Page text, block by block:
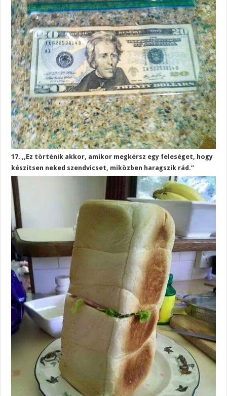
17. ,,Ez történik akkor, amikor megkérsz egy feleséget, hogy
készítsen neked szendvicset, miközben haragszik rád.”